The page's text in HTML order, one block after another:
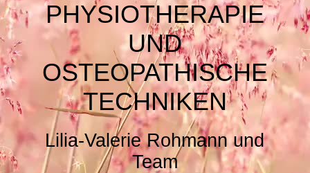
PHYSIOTHERAPIE
UND
OSTEOPATHISCHE
TECHNIKEN
Lilia-Valerie Rohmann und
Team